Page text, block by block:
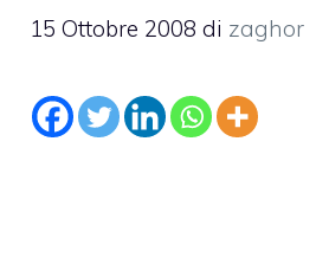
15 Ottobre 2008 di zaghor